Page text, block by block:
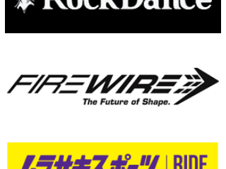
唐澤予報士
SancheZ
米山予報士